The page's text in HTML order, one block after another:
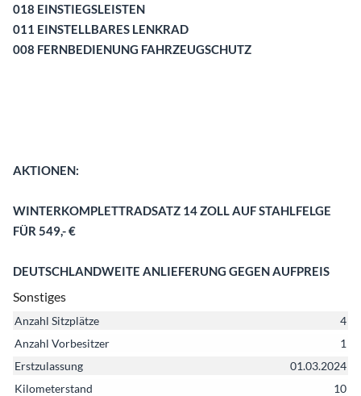
018 EINSTIEGSLEISTEN
011 EINSTELLBARES LENKRAD
008 FERNBEDIENUNG FAHRZEUGSCHUTZ
AKTIONEN:
WINTERKOMPLETTRADSATZ 14 ZOLL AUF STAHLFELGE
FÜR 549,- €
DEUTSCHLANDWEITE ANLIEFERUNG GEGEN AUFPREIS
Sonstiges
Anzahl Sitzplätze
4
Anzahl Vorbesitzer
1
Erstzulassung
01.03.2024
Kilometerstand
10